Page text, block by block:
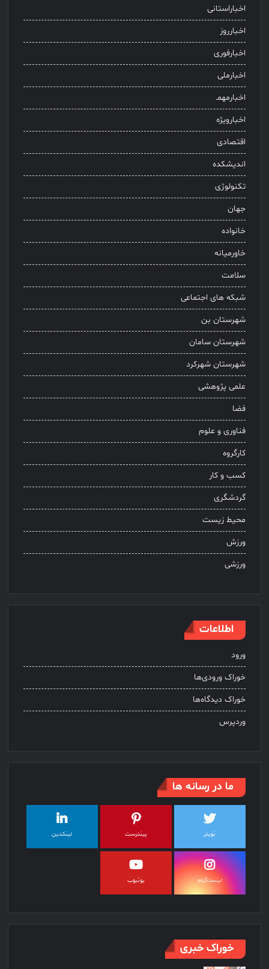
اخباراستانی
اخبارروز
اخبارفوری
اخبارملی
اخبارمهمـ
اخبارویژه
اقتصادی
اندیشکده
تکنولوژی
جهان
خانواده
خاورمیانه
سلامت
شبکه های اجتماعی
شهرستان بن
شهرستان سامان
شهرستان شهرکرد
علمی پژوهشی
فضا
فناوری و علوم
کارگروه
کسب و کار
گردشگری
محیط زیست
ورزش
ورزشی
اطلاعات
ورود
خوراک ورودی‌ها
خوراک دیدگاه‌ها
وردپرس
ما در رسانه ها
تویتر پینترست لینکدین
اینستاگرام یوتیوب
خوراک خبری